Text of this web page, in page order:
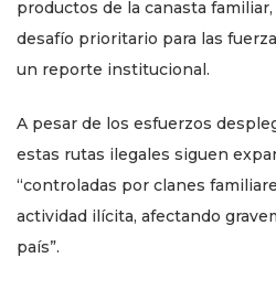
productos de la canasta
desafío prioritario para las
un reporte institucional.
A pesar de los esfuerzos
estas rutas ilegales siguen
“controladas por clanes
actividad ilícita, afectando
país”.